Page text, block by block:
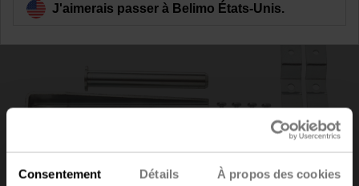
Consentement Détails À propos des cookies
J'aimerais passer à Belimo États-Unis.